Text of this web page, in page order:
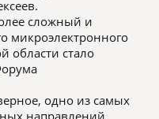
сложный и
микроэлектронного
области стало
одно из самых
направлений